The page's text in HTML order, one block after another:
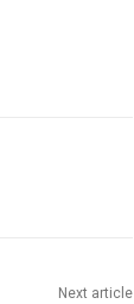
Next article